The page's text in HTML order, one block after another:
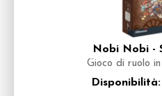
Nobi Nobi -
Gioco di ruolo
Disponibilità: